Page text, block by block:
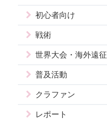
初心者向け
戦術
世界大会・海外遠征
普及活動
クラファン
レポート